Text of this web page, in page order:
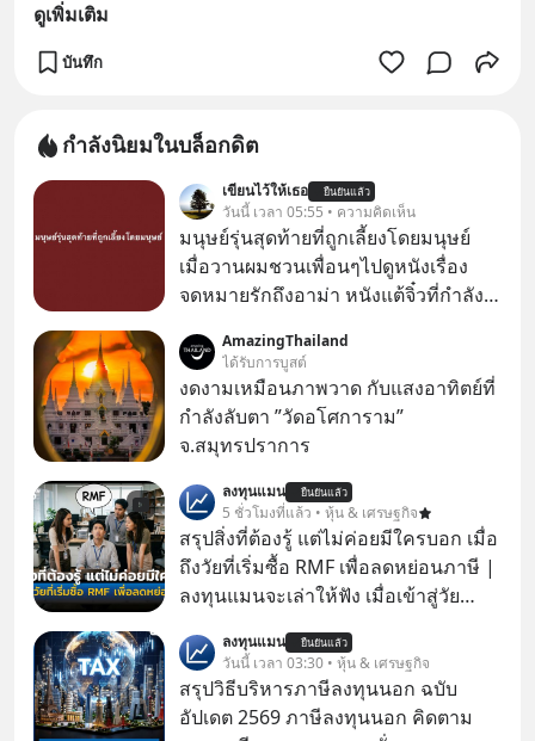
ดูเพิ่มเติม
บันทึก
กำลังนิยมในบล็อกดิต
เขียนไว้ให้เธอ ยืนยันแล้ว
วันนี้ เวลา 05:55 • ความคิดเห็น
มนุษย์รุ่นสุดท้ายที่ถูกเลี้ยงโดยมนุษย์
เมื่อวานผมชวนเพื่อนๆไปดูหนังเรื่อง
จดหมายรักถึงอาม่า หนังแต้จิ๋วที่กำลัง
ป๊าผมเห็นโปสเตอร์หนังเรื่องนี้หลาย
เดือนก่อนและอยากดูมาก ด้วยเพราะว่า
อากงก็มาจากเมืองจีน ป๊าก็พูดแต้จิ๋วได้
มีเรื่องราวมีความผูกพันที่ได้ยินตั้งแต่
AmazingThailand
ได้รับการบูสต์
งดงามเหมือนภาพวาด กับแสงอาทิตย์ที่
กำลังลับตา ”วัดอโศการาม”
จ.สมุทรปราการ
ลงทุนแมน ยืนยันแล้ว
5 ชั่วโมงที่แล้ว • หุ้น & เศรษฐกิจ
สรุปสิ่งที่ต้องรู้ แต่ไม่ค่อยมีใครบอก เมื่อ
ถึงวัยที่เริ่มซื้อ RMF เพื่อลดหย่อนภาษี |
ลงทุนแมนจะเล่าให้ฟัง เมื่อเข้าสู่วัย
ภาษี หลายคนมักได้รับคำแนะนำให้
ลงทุนใน RMF เพราะนอกจากจะช่วยลด
หย่อนภาษีได้แล้ว ยังเป็นโอกาสในการ
ลงทุนแมน ยืนยันแล้ว
วันนี้ เวลา 03:30 • หุ้น & เศรษฐกิจ
สรุปวิธีบริหารภาษีลงทุนนอก ฉบับ
อัปเดต 2569 ภาษีลงทุนนอก คิดตาม